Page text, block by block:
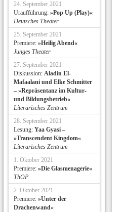
24. September 2021
Uraufführung: »Pop Up (Play)«
Deutsches Theater
25. September 2021
Premiere: »Heilig Abend«
Junges Theater
27. September 2021
Diskussion: Aladin El-
Mafaalani und Elke Schmitter
– »Repräsentanz im Kultur-
und Bildungsbetrieb«
Literarisches Zentrum
28. September 2021
Lesung: Yaa Gyasi –
»Transcendent Kingdom«
Literarisches Zentrum
1. Oktober 2021
Premiere: »Die Glasmenagerie«
ThOP
2. Oktober 2021
Premiere: »Unter der
Drachenwand«